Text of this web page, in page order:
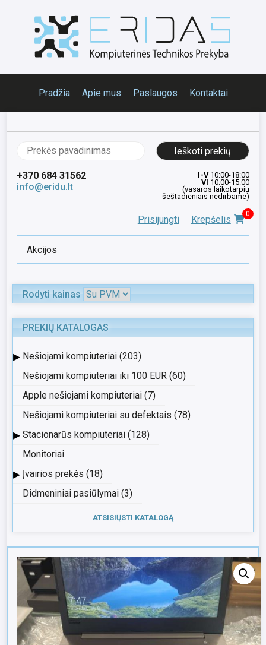
Pradžia Apie mus Paslaugos Kontaktai
Ieškoti:
+370 684 31562
info@eridu.lt
I-V10:00-18:00
VI 10:00-15:00
(vasaros laikotarpiu
šeštadieniais nedirbame)
Prisijungti Krepšelis 0
Akcijos
Rodyti kainas
PREKIŲ KATALOGAS
▸ Nešiojami kompiuteriai (203)
Nešiojami kompiuteriai iki 100 EUR (60)
Apple nešiojami kompiuteriai (7)
Nešiojami kompiuteriai su defektais (78)
▸ Stacionarūs kompiuteriai (128)
Monitoriai
▸ Įvairios prekės (18)
Didmeniniai pasiūlymai (3)
ATSISIŲSTI KATALOGĄ